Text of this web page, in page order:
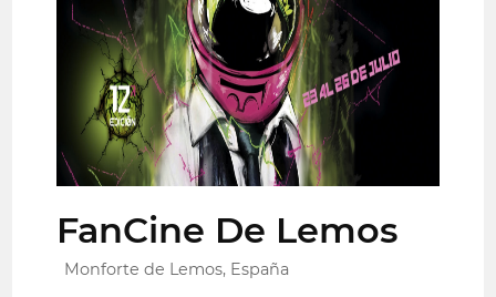
FanCine De Lemos
Monforte de Lemos, España